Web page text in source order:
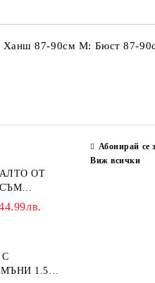
Ханш 87-90см М: Бюст 87-
ОТ
С
1.5
Абонирай се
Виж всички